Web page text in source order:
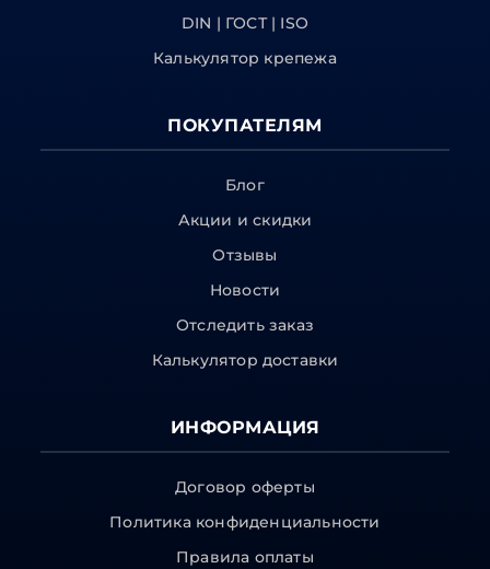
DIN | ГОСТ | ISO
Калькулятор крепежа
ПОКУПАТЕЛЯМ
Блог
Акции и скидки
Отзывы
Новости
Отследить заказ
Калькулятор доставки
ИНФОРМАЦИЯ
Договор оферты
Политика конфиденциальности
Правила оплаты